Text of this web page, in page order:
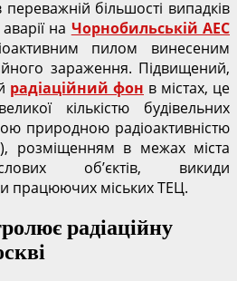
більшості випадків
на Чорнобильській АЕС
пилом винесеним
зараження. Підвищений,
радіаційний фон в містах, це
кількістю будівельних
природною радіоактивністю
розміщенням в межах міста
об’єктів, викиди
працюючих міських ТЕЦ.
радіаційну